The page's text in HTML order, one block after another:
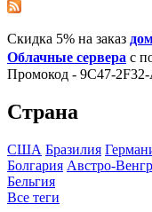
Скидка 5% на заказ
Облачные сервера с
Промокод - 9C47-
Страна
США Бразилия
Болгария Австро-
Бельгия
Все теги